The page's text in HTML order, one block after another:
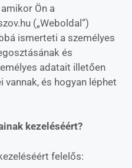
Ön a
(„Weboldal”)
ismerteti a személyes
és
adatait illetően
és hogyan léphet
kezeléséért?
felelős: